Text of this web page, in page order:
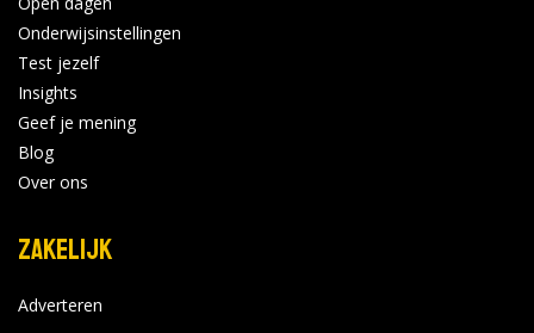
Onderwijsinstellingen
Test jezelf
Insights
Geef je mening
Blog
Over ons
Zakelijk
Adverteren